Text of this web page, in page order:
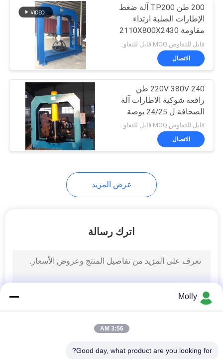
قفص التدوير في
المستودع
16
شاحنة كراولر
27
مقطورة مرحاض
متنقلة
200 طن TP200 آلة ضغط
الإطارات الصلبة ارتداء
مقاومة 2110X800X2430
مم
الاتصال
220V 380V 240 طن
رافعة شوكية الاطارات آلة
الصحافة ل 24/25 بوصة
ماكس حجم الإطارات
قابل للتفاوض MOQ:قابل للتفاوض
الاتصال
عرض المزيد
اترك رسالة
Molly
3:56 AM
Good day, what product are you looking for?